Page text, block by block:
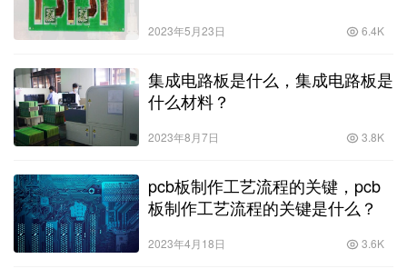
2023年5月23日 6.4K
集成电路板是什么，集成电路板是
什么材料？
2023年8月7日 3.8K
pcb板制作工艺流程的关键，pcb
板制作工艺流程的关键是什么？
2023年4月18日 3.6K